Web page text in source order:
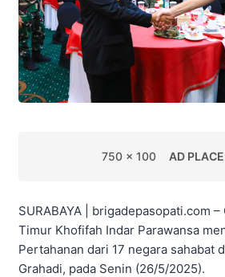
750 x 100 AD
SURABAYA | brigadepasopati.com
Timur Khofifah Indar Parawansa
Pertahanan dari 17 negara sahabat
Grahadi, pada Senin (26/5/2025).